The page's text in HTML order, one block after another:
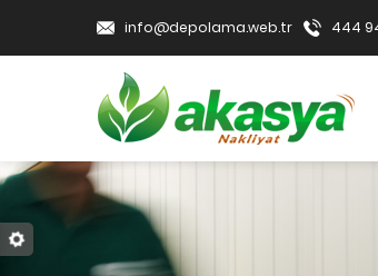
info@depolama.web.tr 444